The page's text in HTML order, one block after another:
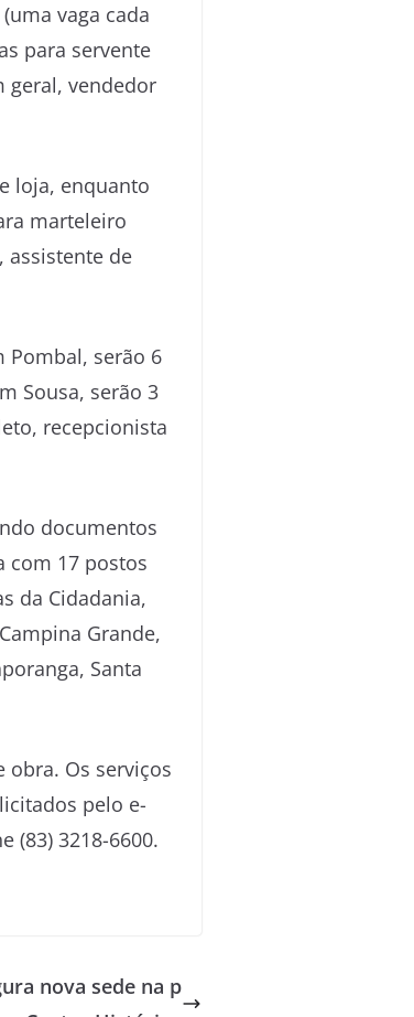
vaga cada
para servente
geral, vendedor
loja, enquanto
marteleiro
assistente de
Pombal, serão 6
Sousa, serão 3
recepcionista
documentos
com 17 postos
da Cidadania,
Grande,
Santa
obra. Os serviços
pelo e-
(83) 3218-6600.
nova sede na p